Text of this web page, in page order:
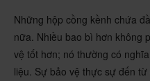
​​​​​​Những hộp cồng kềnh chứa
nữa. Nhiều bao bì hơn không
vệ tốt hơn; nó thường có
liệu. Sự bảo vệ thực sự đến